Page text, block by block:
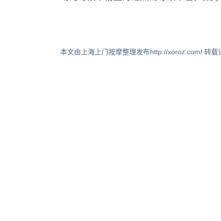
本文由上海上门按摩整理发布http://xoroz.com/ 转载